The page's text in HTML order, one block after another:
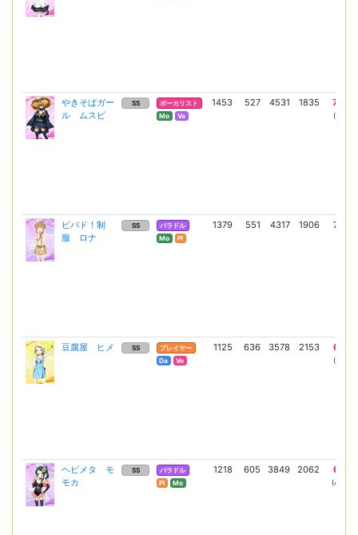
やきそばガー
ル ムスビ
SS
ボーカリスト
Mo
Va
1453 527 4531 1835 7930
(5789)
ビバド！制
服 ロナ
SS
バラドル
Mo
Pl
1379 551 4317 1906 7563
豆腐屋 ヒメ SS
プレイヤー
Da
Vo
1125 636 3578 2153 6297
(4597)
ヘビメタ モ
モカ
SS
バラドル
Pl
Mo
1218 605 3849 2062 6762
(4936)